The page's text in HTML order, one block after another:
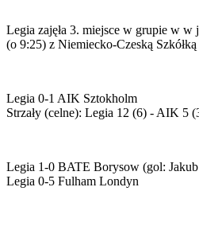
Legia zajęła 3. miejsce w grupie w w
(o 9:25) z Niemiecko-Czeską
Legia 0-1 AIK Sztokholm
Strzały (celne): Legia 12 (6) - AIK 5
Legia 1-0 BATE Borysow (gol:
Legia 0-5 Fulham Londyn